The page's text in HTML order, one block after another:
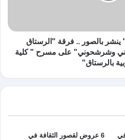
بالصور .. فرقة "الرستاق
وشرشحوني" على مسرح " كلية
بالرستاق"
6 عروض لقصور الثقافة في